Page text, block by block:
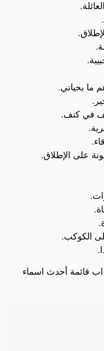
ما بحياتي.
في كتف.
على الإطلاق.
الكوكب.
قائمة أحدث اسماء